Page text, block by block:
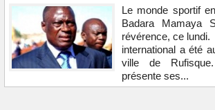
Le monde sportif
Badara Mamaya
révérence, ce
international a été
ville de
présente ses...